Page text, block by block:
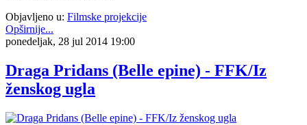
Objavljeno u: Filmske projekcije
Opširnije...
ponedeljak, 28 jul 2014 19:00
Draga Pridans (Belle epine) - FFK/Iz
ženskog ugla